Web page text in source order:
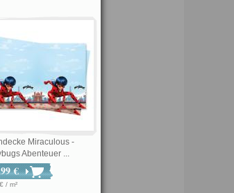
Miraculous -
Abenteuer ...
€
/ m²